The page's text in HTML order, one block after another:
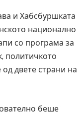
и Хабсбуршката
национално
со програма за
политичкото
двете страни на
беше